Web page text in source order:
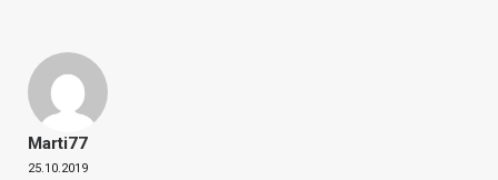
Marti77
25.10.2019